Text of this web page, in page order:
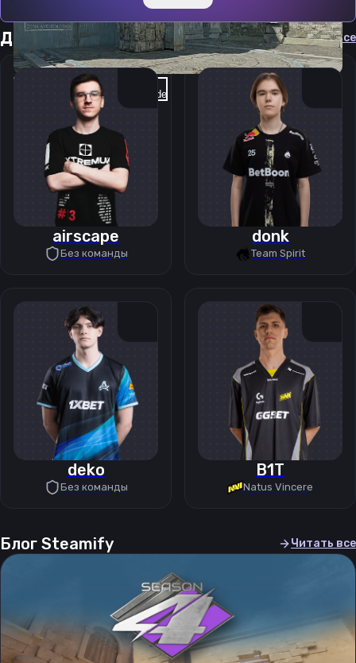
Previous slide Next slide
Другие прицелы Cмотреть все
airscape
Без команды
donk
Team Spirit
deko
Без команды
B1T
Natus Vincere
Блог Steamify Читать все